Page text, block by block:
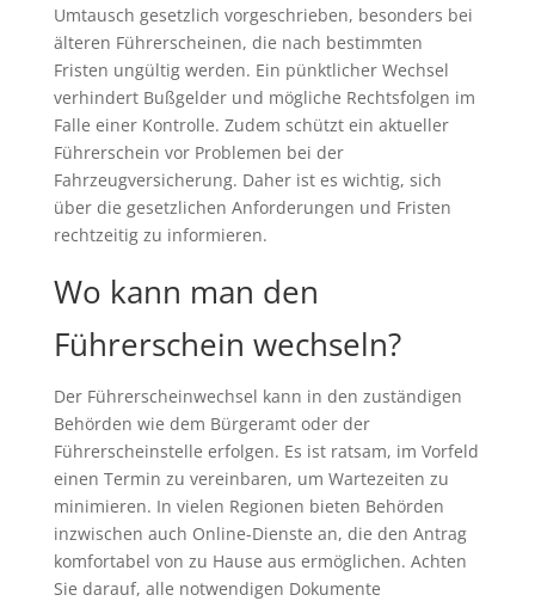
Umtausch gesetzlich vorgeschrieben, besonders bei
älteren Führerscheinen, die nach bestimmten
Fristen ungültig werden. Ein pünktlicher Wechsel
verhindert Bußgelder und mögliche Rechtsfolgen im
Falle einer Kontrolle. Zudem schützt ein aktueller
Führerschein vor Problemen bei der
Fahrzeugversicherung. Daher ist es wichtig, sich
über die gesetzlichen Anforderungen und Fristen
rechtzeitig zu informieren.
Wo kann man den
Führerschein wechseln?
Der Führerscheinwechsel kann in den zuständigen
Behörden wie dem Bürgeramt oder der
Führerscheinstelle erfolgen. Es ist ratsam, im Vorfeld
einen Termin zu vereinbaren, um Wartezeiten zu
minimieren. In vielen Regionen bieten Behörden
inzwischen auch Online-Dienste an, die den Antrag
komfortabel von zu Hause aus ermöglichen. Achten
Sie darauf, alle notwendigen Dokumente